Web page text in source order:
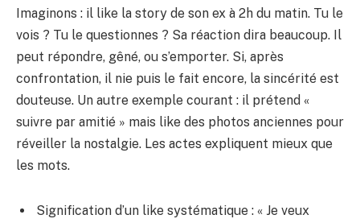
Imaginons : il like la story de son ex à 2h du matin. Tu le
vois ? Tu le questionnes ? Sa réaction dira beaucoup. Il
peut répondre, gêné, ou s’emporter. Si, après
confrontation, il nie puis le fait encore, la sincérité est
douteuse. Un autre exemple courant : il prétend «
suivre par amitié » mais like des photos anciennes pour
réveiller la nostalgie. Les actes expliquent mieux que
les mots.
Signification d’un like systématique : « Je veux